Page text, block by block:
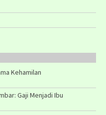
Kehamilan
Gaji Menjadi Ibu